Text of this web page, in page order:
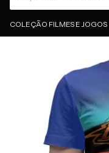
COLEÇÃO FILMES E JOGOS